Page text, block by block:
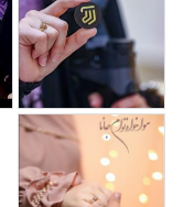
استودیو مذهبی آلاء در
رشت